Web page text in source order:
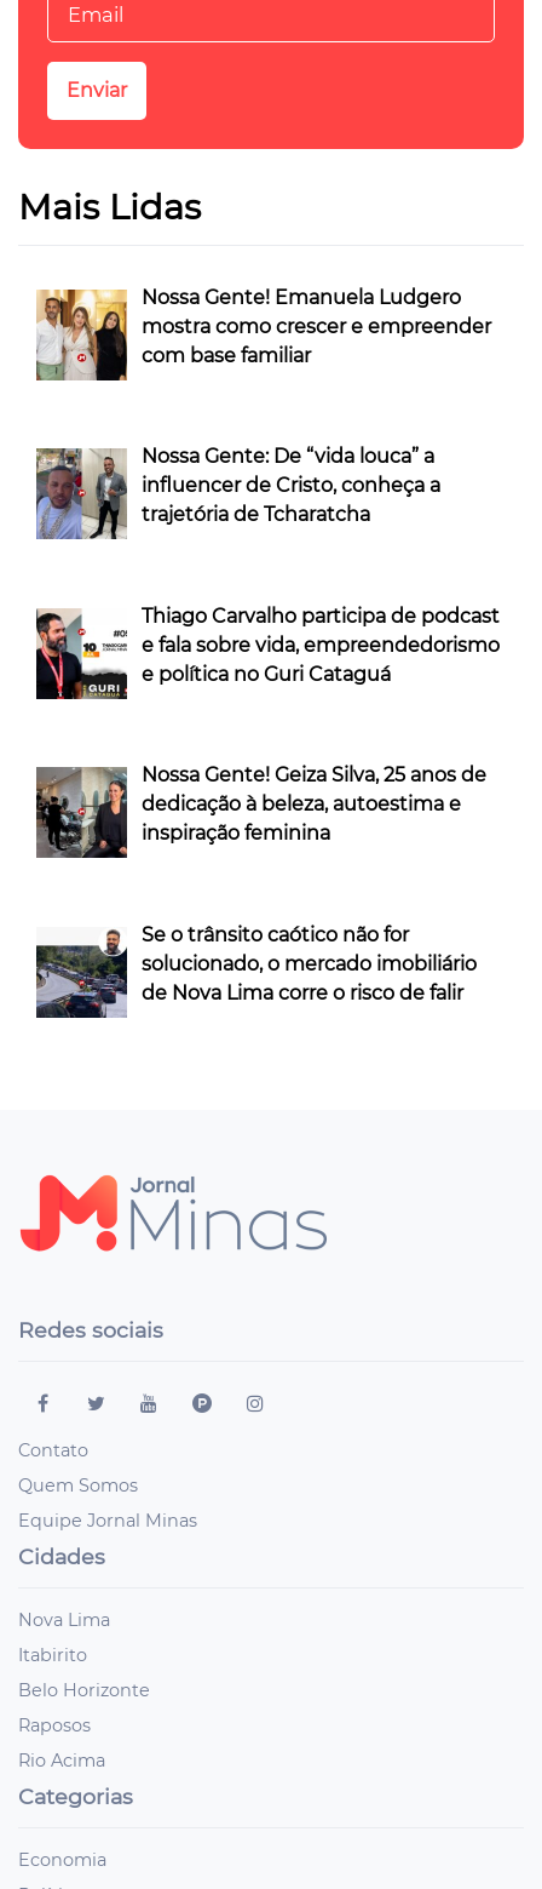
Mais Lidas
Nossa Gente! Emanuela Ludgero
mostra como crescer e empreender
com base familiar
Nossa Gente: De “vida louca” a
influencer de Cristo, conheça a
trajetória de Tcharatcha
Thiago Carvalho participa de podcast
e fala sobre vida, empreendedorismo
e política no Guri Cataguá
Nossa Gente! Geiza Silva, 25 anos de
dedicação à beleza, autoestima e
inspiração feminina
Se o trânsito caótico não for
solucionado, o mercado imobiliário
de Nova Lima corre o risco de falir
Redes sociais
Contato
Quem Somos
Equipe Jornal Minas
Cidades
Nova Lima
Itabirito
Belo Horizonte
Raposos
Rio Acima
Categorias
Economia